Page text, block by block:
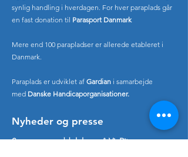
synlig handling i hverdagen. For hver paraplads går
en fast donation til Parasport Danmark
Mere end 100 parapladser er allerede etableret i
Danmark.
Paraplads er udviklet af Gardian i samarbejde
med Danske Handicaporganisationer.
​Nyheder og presse
Se pressemeddelelser på ViaRitzau